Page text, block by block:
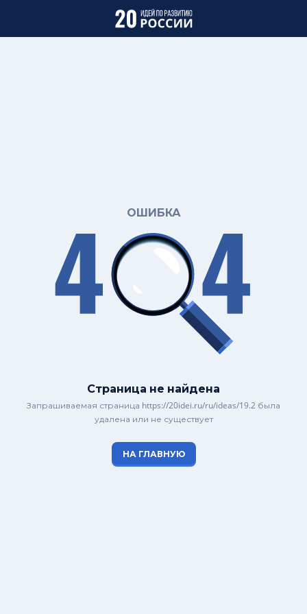
ОШИБКА
Страница не найдена
Запрашиваемая страница https://20idei.ru/ru/ideas/19.2 была
удалена или не существует
НА ГЛАВНУЮ